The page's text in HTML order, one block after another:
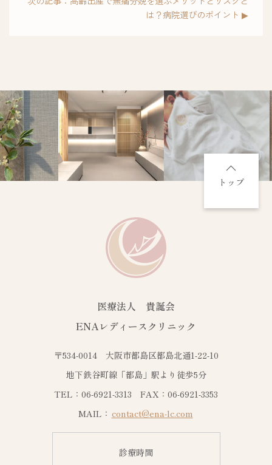
は？病院選びのポイント ▶
医療法人 貴誕会
ENAレディースクリニック
〒534-0014 大阪市都島区都島北通1-22-10
地下鉄谷町線「都島」駅より徒歩5分
TEL：06-6921-3313 FAX：06-6921-3353
MAIL： contact@ena-lc.com
診療時間
トップ